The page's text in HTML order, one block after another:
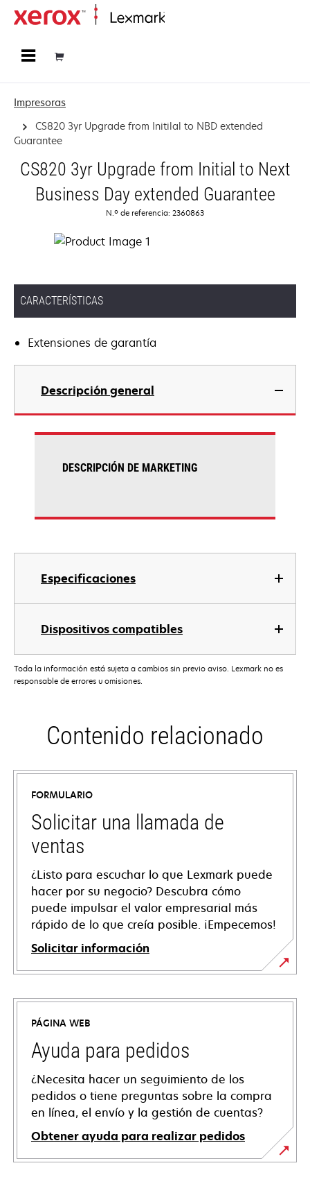
Impresoras
CS820 3yr Upgrade from Initilal to NBD extended
Guarantee
CS820 3yr Upgrade from Initial to Next
Business Day extended Guarantee
N.º de referencia: 2360863
CARACTERÍSTICAS
Extensiones de garantía
Descripción general
Especificaciones
Dispositivos compatibles
DESCRIPCIÓN DE MARKETING
Toda la información está sujeta a cambios sin previo aviso. Lexmark no es
responsable de errores u omisiones.
Contenido relacionado
FORMULARIO
Solicitar una llamada de
ventas
¿Listo para escuchar lo que Lexmark puede
hacer por su negocio? Descubra cómo
puede impulsar el valor empresarial más
rápido de lo que creía posible. ¡Empecemos!
Solicitar información
PÁGINA WEB
Ayuda para pedidos
¿Necesita hacer un seguimiento de los
pedidos o tiene preguntas sobre la compra
en línea, el envío y la gestión de cuentas?
Obtener ayuda para realizar pedidos